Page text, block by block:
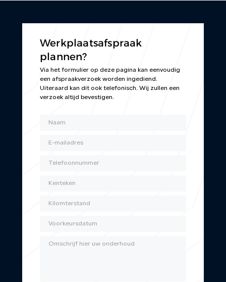
Werkplaatsafspraak
plannen?
Via het formulier op deze pagina kan eenvoudig
een afspraakverzoek worden ingediend.
Uiteraard kan dit ook telefonisch. Wij zullen een
verzoek altijd bevestigen.